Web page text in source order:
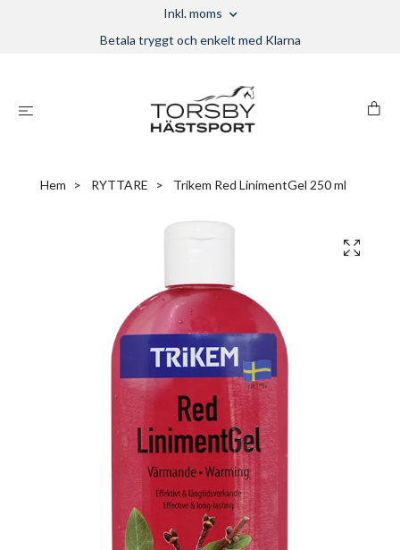
Inkl. moms
Betala tryggt och enkelt med Klarna
Hem RYTTARE Trikem Red LinimentGel 250 ml